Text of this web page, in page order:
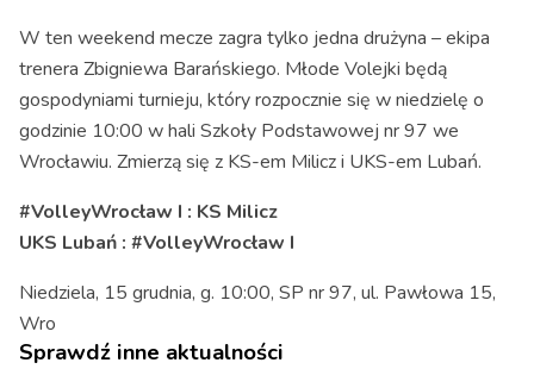
W ten weekend mecze zagra tylko jedna drużyna – ekipa
trenera Zbigniewa Barańskiego. Młode Volejki będą
gospodyniami turnieju, który rozpocznie się w niedzielę o
godzinie 10:00 w hali Szkoły Podstawowej nr 97 we
Wrocławiu. Zmierzą się z KS-em Milicz i UKS-em Lubań.
#VolleyWrocław I : KS Milicz
UKS Lubań : #VolleyWrocław I
Niedziela, 15 grudnia, g. 10:00, SP nr 97, ul. Pawłowa 15,
Wro
Sprawdź inne aktualności